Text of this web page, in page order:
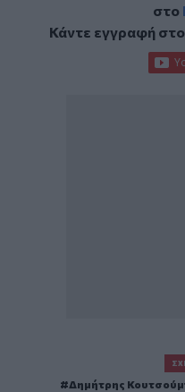
στο
Κάντε εγγραφή
Δημήτρης